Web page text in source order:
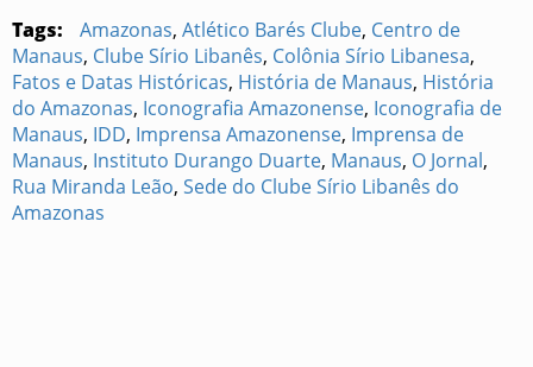
Tags: Amazonas, Atlético Barés Clube, Centro de
Manaus, Clube Sírio Libanês, Colônia Sírio Libanesa,
Fatos e Datas Históricas, História de Manaus, História
do Amazonas, Iconografia Amazonense, Iconografia de
Manaus, IDD, Imprensa Amazonense, Imprensa de
Manaus, Instituto Durango Duarte, Manaus, O Jornal,
Rua Miranda Leão, Sede do Clube Sírio Libanês do
Amazonas